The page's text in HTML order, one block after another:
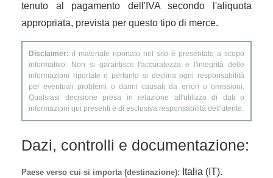
tenuto al pagamento dell'IVA secondo l'aliquota
appropriata, prevista per questo tipo di merce.
Disclaimer: il materiale riportato nel sito è presentato a scopo
informativo. Non si garantisce l'accuratezza e l'integrità delle
informazioni riportate e pertanto si declina ogni responsabilità
per eventuali problemi o danni causati da errori o omissioni.
Qualsiasi decisione presa in relazione all'utilizzo di dati o
informazioni qui presenti è di esclusiva responsabilità dell'utente.
Dazi, controlli e documentazione:
Paese verso cui si importa (destinazione): Italia (IT).